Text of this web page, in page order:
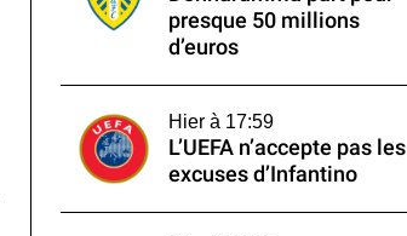
presque 50 millions
d’euros
Hier à 17:59
L’UEFA n’accepte pas les
excuses d’Infantino